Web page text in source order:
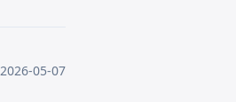
2026-05-07